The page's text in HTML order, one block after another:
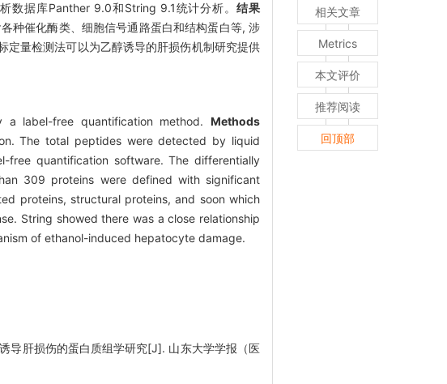
数据库Panther 9.0和String 9.1统计分析。结果
种催化酶类、细胞信号通路蛋白和结构蛋白等, 涉
定量检测法可以为乙醇诱导的肝损伤机制研究提供
a label-free quantification method.Methods
The total peptides were detected by liquid
free quantification software. The differentially
309 proteins were defined with significant
proteins, structural proteins, and soon which
String showed there was a close relationship
of ethanol-induced hepatocyte damage.
导肝损伤的蛋白质组学研究[J]. 山东大学学报（医
相关文章
Metrics
本文评价
推荐阅读
回顶部